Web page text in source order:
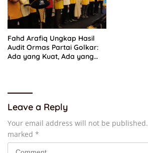
Fahd Arafiq Ungkap Hasil
Audit Ormas Partai Golkar:
Ada yang Kuat, Ada yang
Leave a Reply
Your email address will not be published.
marked *